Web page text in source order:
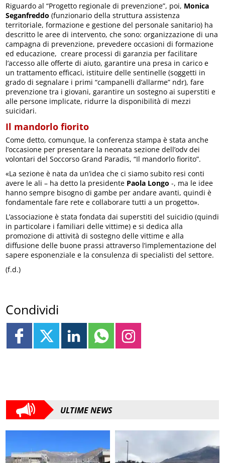
Riguardo al “Progetto regionale di prevenzione”, poi, Monica
Seganfreddo (funzionario della struttura assistenza
territoriale, formazione e gestione del personale sanitario) ha
descritto le aree di intervento, che sono: organizzazione di una
campagna di prevenzione, prevedere occasioni di formazione
ed educazione, creare processi di garanzia per facilitare
l’accesso alle offerte di aiuto, garantire una presa in carico e
un trattamento efficaci, istituire delle sentinelle (soggetti in
grado di segnalare i primi “campanelli d’allarme” ndr), fare
prevenzione tra i giovani, garantire un sostegno ai superstiti e
alle persone implicate, ridurre la disponibilità di mezzi
suicidari.
Il mandorlo fiorito
Come detto, comunque, la conferenza stampa è stata anche
l’occasione per presentare la neonata sezione dell’odv dei
volontari del Soccorso Grand Paradis, “Il mandorlo fiorito”.
«La sezione è nata da un’idea che ci siamo subito resi conti
avere le ali – ha detto la presidente Paola Longo -, ma le idee
hanno sempre bisogno di gambe per andare avanti, quindi è
fondamentale fare rete e collaborare tutti a un progetto».
L’associazione è stata fondata dai superstiti del suicidio (quindi
in particolare i familiari delle vittime) e si dedica alla
promozione di attività di sostegno delle vittime e alla
diffusione delle buone prassi attraverso l’implementazione del
sapere esponenziale e la consulenza di specialisti del settore.
(f.d.)
Condividi
ULTIME NEWS